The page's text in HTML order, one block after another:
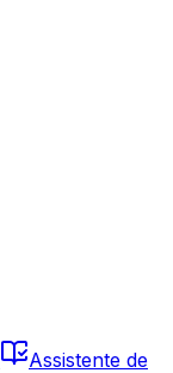
Assistente de